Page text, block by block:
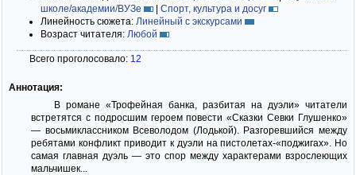
школе/академии/ВУЗе
| Спорт, культура и досуг
Линейность сюжета: Линейный с экскурсами
Возраст читателя: Любой
Всего проголосовало: 12
Аннотация:
В романе «Трофейная банка, разбитая на дуэли» читатели
встретятся с подросшим героем повести «Сказки Севки Глушенко»
— восьмиклассником Всеволодом (Лодькой). Разгоревшийся между
ребятами конфликт приводит к дуэли на пистолетах-«поджигах». Но
самая главная дуэль — это спор между характерами взрослеющих
мальчишек...